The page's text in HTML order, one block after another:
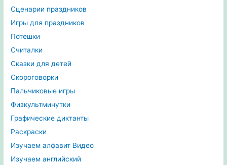
Сценарии праздников
Игры для праздников
Потешки
Считалки
Сказки для детей
Скороговорки
Пальчиковые игры
Физкультминутки
Графические диктанты
Раскраски
Изучаем алфавит Видео
Изучаем английский